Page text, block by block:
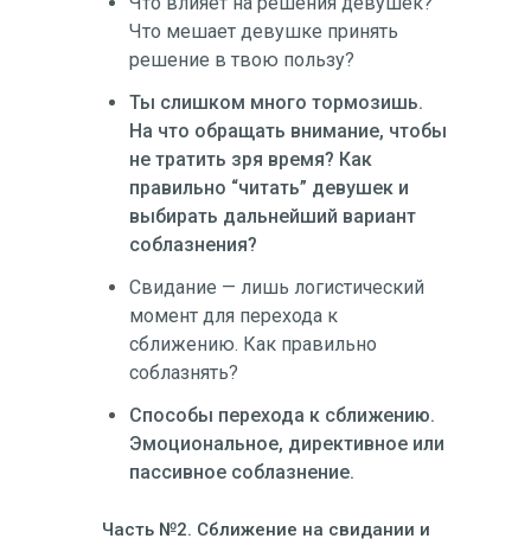
Что мешает девушке принять
решение в твою пользу?
Ты слишком много тормозишь.
На что обращать внимание, чтобы
не тратить зря время? Как
правильно “читать” девушек и
выбирать дальнейший вариант
соблазнения?
Свидание — лишь логистический
момент для перехода к
сближению. Как правильно
соблазнять?
Способы перехода к сближению.
Эмоциональное, директивное или
пассивное соблазнение.
Часть №2. Сближение на свидании и